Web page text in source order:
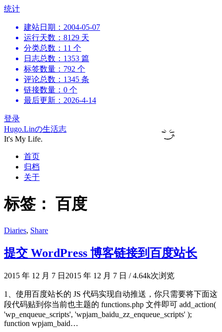
跳
统计
建站日期：2004-05-07
运行天数：8129 天
分类总数：11 个
日志总数：1353 篇
标签数量：792 个
评论总数：1345 条
链接数量：0 个
最后更新：2026-4-14
登录
Hugo.Linの生活志
It's My Life.
首页
归档
关于
标签： 百度
Diaries, Share
提交 WordPress 博客链接到百度站长
2015 年 12 月 7 日 2015 年 12 月 7 日 /4.64k次浏览
1、使用百度站长的 JS 代码实现自动推送，你只需要将下面这
段代码贴到你当前也主题的 functions.php 文件即可 add_action(
'wp_enqueue_scripts', 'wpjam_baidu_zz_enqueue_scripts' );
function wpjam_baid…